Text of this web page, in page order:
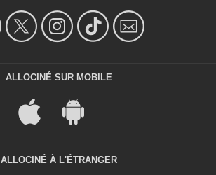
ALLOCINÉ SUR MOBILE
ALLOCINÉ À L'ÉTRANGER